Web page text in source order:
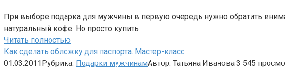
При выборе подарка для мужчины в первую очередь нужно обратить
натуральный кофе. Но просто купить
Читать полностью
Как сделать обложку для паспорта. Мастер-класс.
01.03.2011Рубрика: Подарки мужчинамАвтор: Татьяна Иванова 3 545